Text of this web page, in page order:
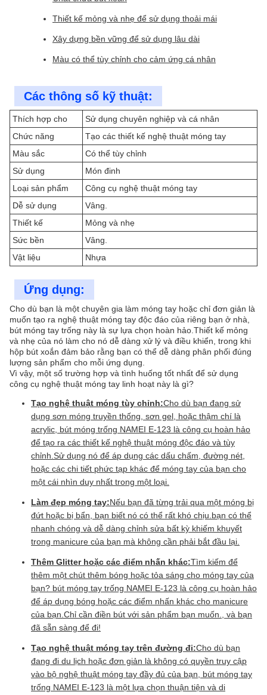
Thiết kế mỏng và nhẹ để sử dụng thoải mái
Xây dựng bền vững để sử dụng lâu dài
Màu có thể tùy chỉnh cho cảm ứng cá nhân
Các thông số kỹ thuật:
Thích hợp cho
Sử dụng chuyên nghiệp và cá nhân
Chức năng
Tạo các thiết kế nghệ thuật móng tay
Màu sắc
Có thể tùy chỉnh
Sử dụng
Món đinh
Loại sản phẩm
Công cụ nghệ thuật móng tay
Dễ sử dụng
Vâng.
Thiết kế
Mỏng và nhẹ
Sức bền
Vâng.
Vật liệu
Nhựa
Ứng dụng:
Cho dù bạn là một chuyên gia làm móng tay hoặc chỉ đơn giản là
muốn tạo ra nghệ thuật móng tay độc đáo của riêng bạn ở nhà,
bút móng tay trống này là sự lựa chọn hoàn hảo.Thiết kế mỏng
và nhẹ của nó làm cho nó dễ dàng xử lý và điều khiển, trong khi
hộp bút xoắn đảm bảo rằng bạn có thể dễ dàng phân phối đúng
lượng sản phẩm cho mỗi ứng dụng.
Vì vậy, một số trường hợp và tình huống tốt nhất để sử dụng
công cụ nghệ thuật móng tay linh hoạt này là gì?
Tạo nghệ thuật móng tùy chỉnh:Cho dù bạn đang sử
dụng sơn móng truyền thống, sơn gel, hoặc thậm chí là
acrylic, bút móng trống NAMEI E-123 là công cụ hoàn hảo
để tạo ra các thiết kế nghệ thuật móng độc đáo và tùy
chỉnh.Sử dụng nó để áp dụng các dấu chấm, đường nét,
hoặc các chi tiết phức tạp khác để móng tay của bạn cho
một cái nhìn duy nhất trong một loại.
Làm đẹp móng tay:Nếu bạn đã từng trải qua một móng bị
đứt hoặc bị bẩn, bạn biết nó có thể rất khó chịu.bạn có thể
nhanh chóng và dễ dàng chỉnh sửa bất kỳ khiếm khuyết
trong manicure của bạn mà không cần phải bắt đầu lại.
Thêm Glitter hoặc các điểm nhấn khác:Tìm kiếm để
thêm một chút thêm bóng hoặc tỏa sáng cho móng tay của
bạn? bút móng tay trống NAMEI E-123 là công cụ hoàn hảo
để áp dụng bóng hoặc các điểm nhấn khác cho manicure
của bạn.Chỉ cần điền bút với sản phẩm bạn muốn., và bạn
đã sẵn sàng để đi!
Tạo nghệ thuật móng tay trên đường đi:Cho dù bạn
đang đi du lịch hoặc đơn giản là không có quyền truy cập
vào bộ nghệ thuật móng tay đầy đủ của bạn, bút móng tay
trống NAMEI E-123 là một lựa chọn thuận tiện và di